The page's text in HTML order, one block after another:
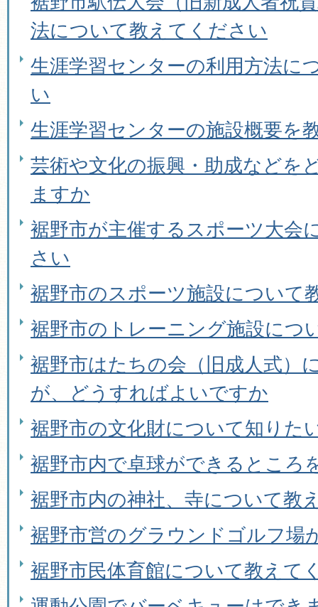
法について教えてください
生涯学習センターの利用方法に
い
生涯学習センターの施設概要を
芸術や文化の振興・助成などを
ますか
裾野市が主催するスポーツ大会
さい
裾野市のスポーツ施設について
裾野市のトレーニング施設につ
裾野市はたちの会（旧成人式）
が、どうすればよいですか
裾野市の文化財について知りた
裾野市内で卓球ができるところ
裾野市内の神社、寺について教
裾野市営のグラウンドゴルフ場
裾野市民体育館について教えて